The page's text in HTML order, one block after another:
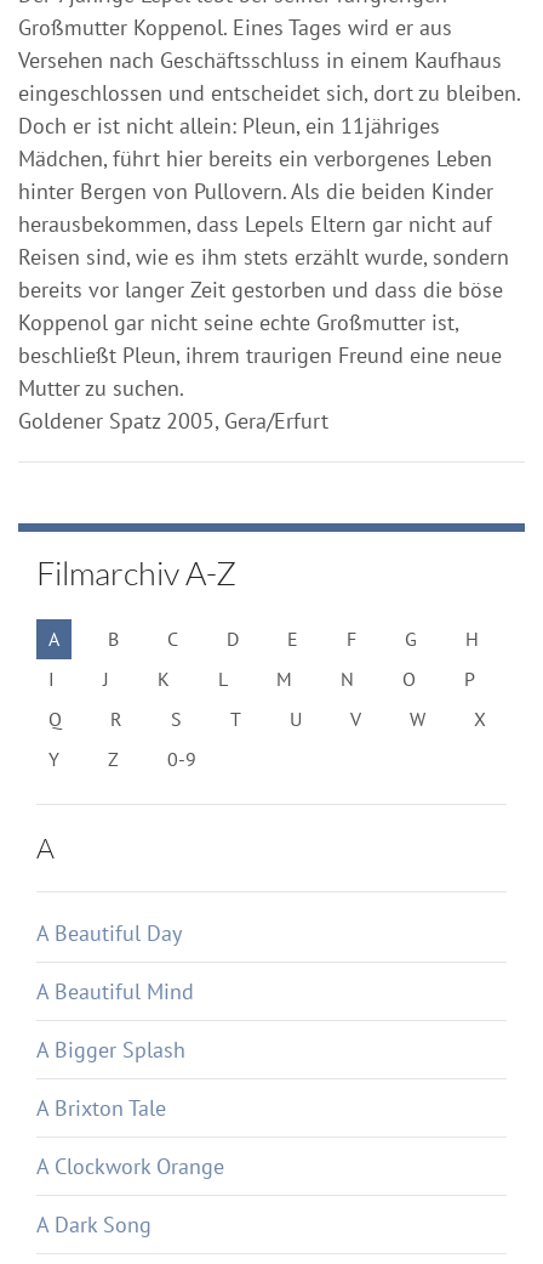
Großmutter Koppenol. Eines Tages wird er aus
Versehen nach Geschäftsschluss in einem Kaufhaus
eingeschlossen und entscheidet sich, dort zu bleiben.
Doch er ist nicht allein: Pleun, ein 11jähriges
Mädchen, führt hier bereits ein verborgenes Leben
hinter Bergen von Pullovern. Als die beiden Kinder
herausbekommen, dass Lepels Eltern gar nicht auf
Reisen sind, wie es ihm stets erzählt wurde, sondern
bereits vor langer Zeit gestorben und dass die böse
Koppenol gar nicht seine echte Großmutter ist,
beschließt Pleun, ihrem traurigen Freund eine neue
Mutter zu suchen.
Goldener Spatz 2005, Gera/Erfurt
Filmarchiv A-Z
A B C D E F G
H
I
J K L M N O
P
Q
R S T U V W
X
Y
Z 0-9
A
A Beautiful Day
A Beautiful Mind
A Bigger Splash
A Brixton Tale
A Clockwork Orange
A Dark Song